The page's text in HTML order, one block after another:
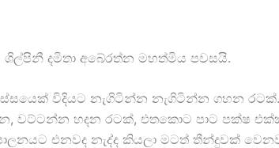
ශිල්පිනී දමිතා අබේරත්න මහත්මිය පවසයි.
විදියට නැගිටින්න නැගිටින්න ගහන
වට්ටන්න හදන රටක්, එතකොට පාට පක්ෂ
එනවද නැද්ද කියලා මටත් තීන්දුවක්